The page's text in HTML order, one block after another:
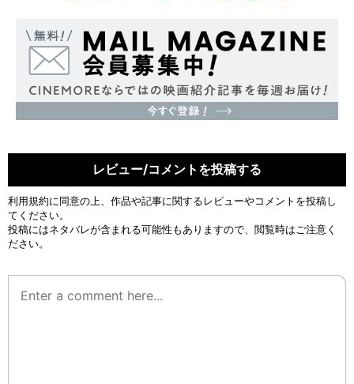
レビュー/コメントを投稿する
利用規約に同意の上、作品や記事に関するレビューやコメントを投稿し
てください。
投稿にはネタバレが含まれる可能性もありますので、閲覧時はご注意く
ださい。